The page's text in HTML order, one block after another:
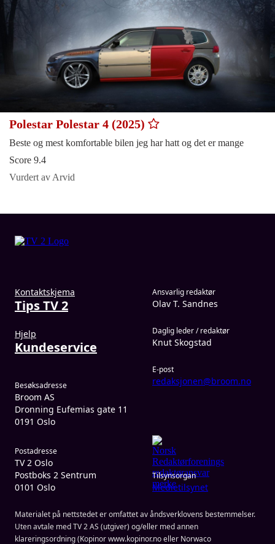
Polestar Polestar 4 (2025)
Beste og mest komfortable bilen jeg har hatt og det er mange
Score 9.4
Vurdert av Arvid
Kontaktskjema
Tips TV 2
Hjelp
Kundeservice
Ansvarlig redaktør
Olav T. Sandnes
Daglig leder / redaktør
Knut Skogstad
E-post
redaksjonen@broom.no
Besøksadresse
Broom AS
Dronning Eufemias gate 11
0191 Oslo
Tilsynsorgan
Medietilsynet
Postadresse
TV 2 Oslo
Postboks 2 Sentrum
0101 Oslo
Materialet på nettstedet er omfattet av åndsverklovens bestemmelser.
Uten avtale med TV 2 AS (utgiver) og/eller med annen
klareringsordning (Kopinor www.kopinor.no eller Norwaco